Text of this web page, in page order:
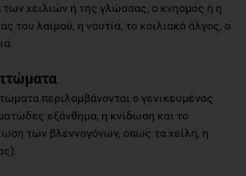
των χειλιών ή της γλώσσας, ο κνησμός ή η
του λαιμού, η ναυτία, το κοιλιακό άλγος, ο
περιλαμβάνονται ο γενικευμένος
εξάνθημα, η κνίδωση και το
των βλεννογόνων, όπως τα χείλη, η